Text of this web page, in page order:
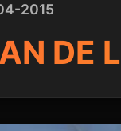
2015
DE